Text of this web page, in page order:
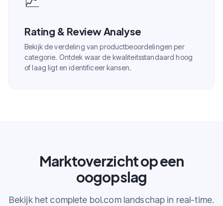
Rating & Review Analyse
Bekijk de verdeling van productbeoordelingen per
categorie. Ontdek waar de kwaliteitsstandaard hoog
of laag ligt en identificeer kansen.
Marktoverzicht op een
oogopslag
Bekijk het complete bol.com landschap in real-time.